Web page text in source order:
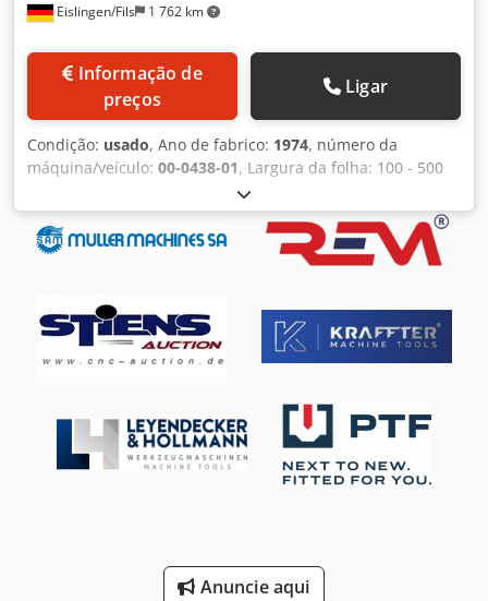
Eislingen/Fils 1 762 km
preços
Ligar
Condição: usado, Ano de fabrico: 1974, número da
máquina/veículo: 00-0438-01, Largura da folha: 100 - 500
mm Peso da bobina: aprox. 6 t Diâmetro interno da
bobina: 400 - 500 mm Diâmetro exterior da bobina: 1500
mm Espessura da folha - máx.: 0,8 - 3,5 mm Comprimento
de alimentação: máx. 10 m Velocidade de alimentação:
520 mm Altura de elevação: 550 mm Força de elevação da
mesa de carga: 7500 kp Cjdpfjh Ra Spox Aidjha Peso da
máquina aprox.: ukb, t Espaço necessário aprox.: aprox.,
Anuncie aqui